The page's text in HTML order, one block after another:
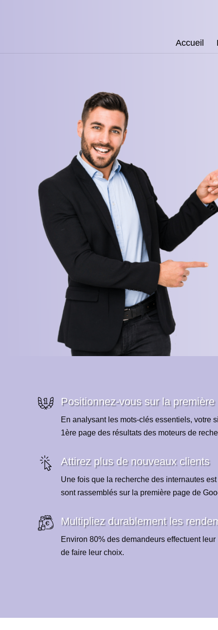
Accueil
Positionnez-vous sur la première
En analysant les mots-clés essentiels, votre
1ère page des résultats des moteurs de
Attirez plus de nouveaux clients
Une fois que la recherche des internautes
sont rassemblés sur la première page de
Multipliez durablement les
Environ 80% des demandeurs effectuent
de faire leur choix.